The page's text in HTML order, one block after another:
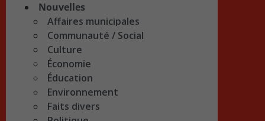
Nouvelles
Affaires municipales
Communauté / Social
Culture
Économie
Éducation
Environnement
Faits divers